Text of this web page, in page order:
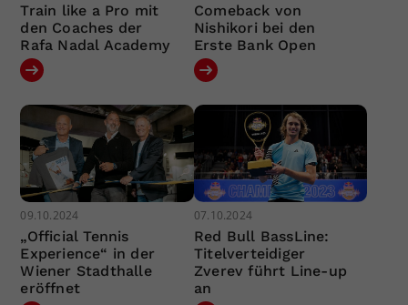
Train like a Pro mit
den Coaches der
Rafa Nadal Academy
Comeback von
Nishikori bei den
Erste Bank Open
09.10.2024
„Official Tennis
Experience“ in der
Wiener Stadthalle
eröffnet
07.10.2024
Red Bull BassLine:
Titelverteidiger
Zverev führt Line-up
an